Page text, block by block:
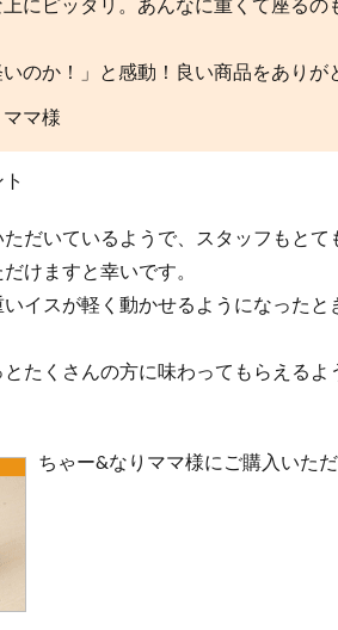
いのか！」と感動！良い商品をありが
マ様
だいているようで、スタッフもとて
けますと幸いです。
イスが軽く動かせるようになった
たくさんの方に味わってもらえるよ
ちゃー&なりママ様にご購入いた